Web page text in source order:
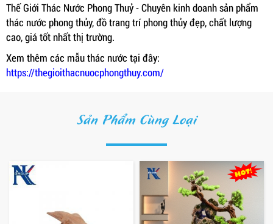
Thế Giới Thác Nước Phong Thuỷ - Chuyên kinh doanh sản phẩm
thác nước phong thủy, đồ trang trí phong thủy đẹp, chất lượng
cao, giá tốt nhất thị trường.
Xem thêm các mẫu thác nước tại đây:
https://thegioithacnuocphongthuy.com/
Sản Phẩm Cùng Loại